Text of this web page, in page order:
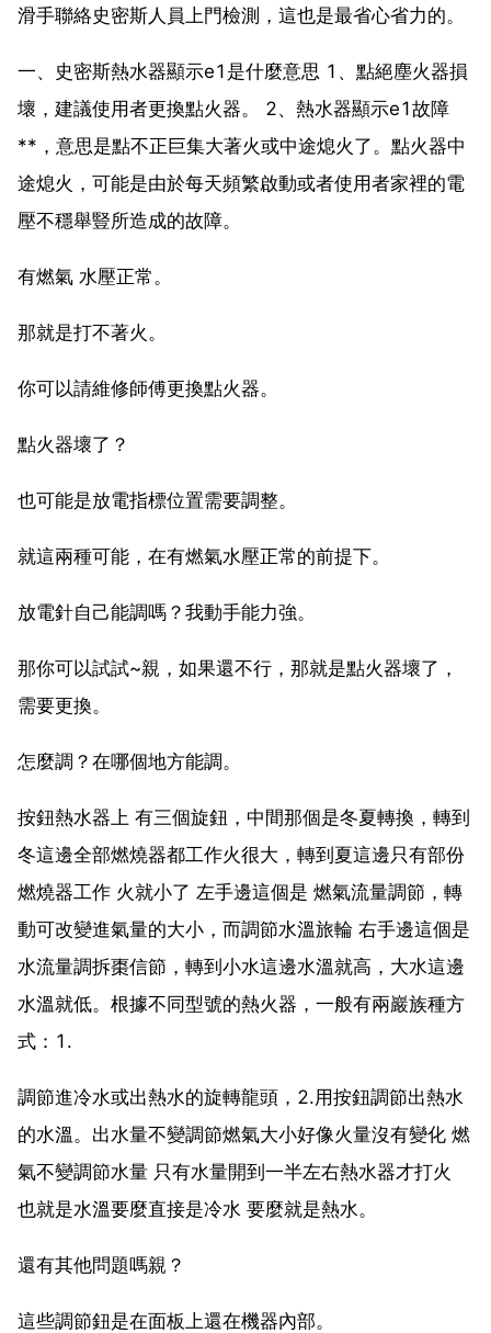
滑手聯絡史密斯人員上門檢測，這也是最省心省力的。
一、史密斯熱水器顯示e1是什麼意思 1、點絕塵火器損
壞，建議使用者更換點火器。 2、熱水器顯示e1故障
**，意思是點不正巨集大著火或中途熄火了。點火器中
途熄火，可能是由於每天頻繁啟動或者使用者家裡的電
壓不穩舉豎所造成的故障。
有燃氣 水壓正常。
那就是打不著火。
你可以請維修師傅更換點火器。
點火器壞了？
也可能是放電指標位置需要調整。
就這兩種可能，在有燃氣水壓正常的前提下。
放電針自己能調嗎？我動手能力強。
那你可以試試~親，如果還不行，那就是點火器壞了，
需要更換。
怎麼調？在哪個地方能調。
按鈕熱水器上 有三個旋鈕，中間那個是冬夏轉換，轉到
冬這邊全部燃燒器都工作火很大，轉到夏這邊只有部份
燃燒器工作 火就小了 左手邊這個是 燃氣流量調節，轉
動可改變進氣量的大小，而調節水溫旅輪 右手邊這個是
水流量調拆棗信節，轉到小水這邊水溫就高，大水這邊
水溫就低。根據不同型號的熱火器，一般有兩巖族種方
式：1.
調節進冷水或出熱水的旋轉龍頭，2.用按鈕調節出熱水
的水溫。出水量不變調節燃氣大小好像火量沒有變化 燃
氣不變調節水量 只有水量開到一半左右熱水器才打火
也就是水溫要麼直接是冷水 要麼就是熱水。
還有其他問題嗎親？
這些調節鈕是在面板上還在機器內部。